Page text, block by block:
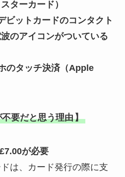
ターカード）
ットカードのコンタクト
のアイコンがついている
のタッチ決済（Apple
要だと思う理由】
が必要
は、カード発行の際に支